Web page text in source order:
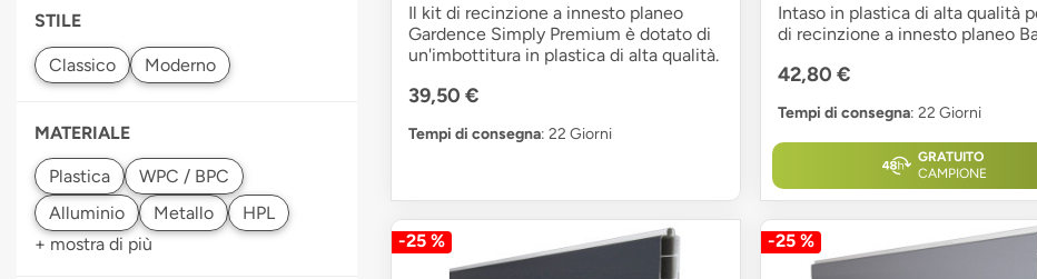
STILE
MATERIALE
WPC / BPC
Alluminio
HPL
+ mostra di più
Il kit di recinzione a innesto planeo
Gardence Simply Premium è dotato di
un'imbottitura in plastica di alta qualità.
39,50 €
Tempi di consegna: 22 Giorni
Intaso in plastica di alta qualità
di recinzione a innesto planeo
42,80 €
Tempi di consegna: 22 Giorni
GRATUITO
CAMPIONE
-25 % -25 %